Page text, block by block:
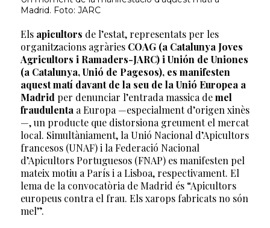
Madrid. Foto: JARC
Els apicultors de l’estat, representats per les
organitzacions agràries COAG (a Catalunya Joves
Agricultors i Ramaders-JARC) i Unión de Uniones
(a Catalunya, Unió de Pagesos), es manifesten
aquest matí davant de la seu de la Unió Europea a
Madrid per denunciar l’entrada massica demel
fraudulenta a Europa —especialment d’origen xinès
—, un producte que distorsiona greument el mercat
local. Simultàniament, la Unió Nacional d’Apicultors
francesos (UNAF) i la Federació Nacional
d’Apicultors Portuguesos (FNAP) es manifesten pel
mateix motiu a París i a Lisboa, respectivament. El
lema de la convocatòria de Madrid és “Apicultors
europeus contra el frau. Els xarops fabricats no són
mel”.